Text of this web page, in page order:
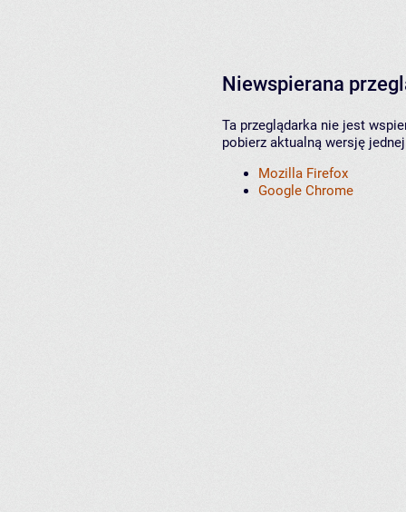
Niewspierana
Ta przeglądarka nie jest
pobierz aktualną wersję
Mozilla Firefox
Google Chrome